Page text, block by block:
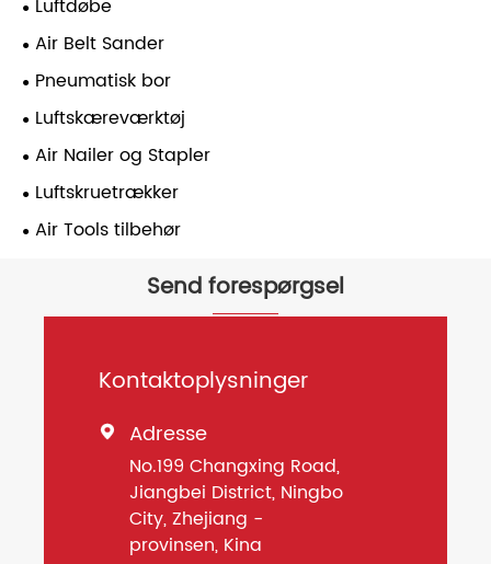
Luftdøbe
Air Belt Sander
Pneumatisk bor
Luftskæreværktøj
Air Nailer og Stapler
Luftskruetrækker
Air Tools tilbehør
Send forespørgsel
Kontaktoplysninger
 Adresse
No.199 Changxing Road,
Jiangbei District, Ningbo
City, Zhejiang -
provinsen, Kina